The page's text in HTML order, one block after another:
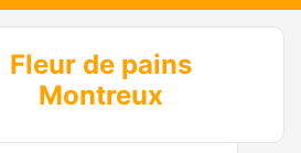
Fleur de pains
Montreux